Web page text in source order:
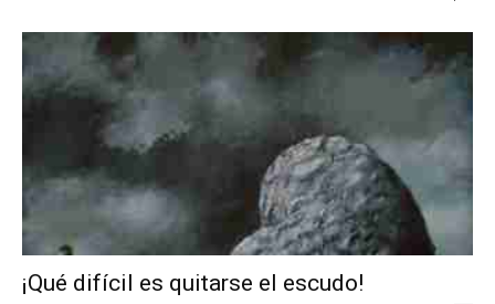
¡Qué difícil es quitarse el escudo!